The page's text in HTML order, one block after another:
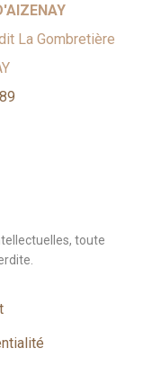
La Gombretière
toute